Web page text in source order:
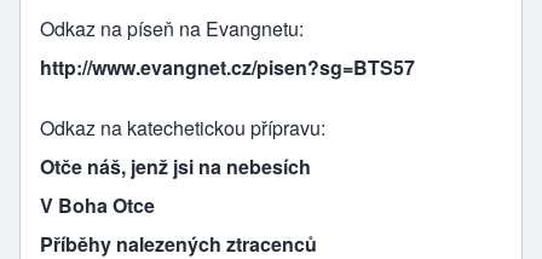
Odkaz na píseň na Evangnetu
http://www.evangnet.cz/pisen?sg=BTS57
Odkaz na katechetickou přípravu
Otče náš, jenž jsi na nebesích
V Boha Otce
Příběhy nalezených ztracenců